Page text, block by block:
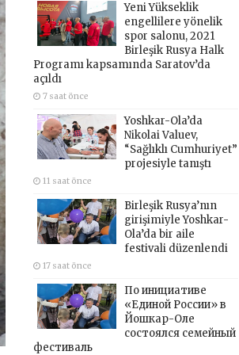
Yeni Yükseklik
engellilere yönelik
spor salonu, 2021
Birleşik Rusya Halk
Programı kapsamında Saratov’da
açıldı
7 saat önce
Yoshkar-Ola’da
Nikolai Valuev,
“Sağlıklı Cumhuriyet”
projesiyle tanıştı
11 saat önce
Birleşik Rusya’nın
girişimiyle Yoshkar-
Ola’da bir aile
festivali düzenlendi
17 saat önce
По инициативе
«Единой России» в
Йошкар-Оле
состоялся семейный
фестиваль